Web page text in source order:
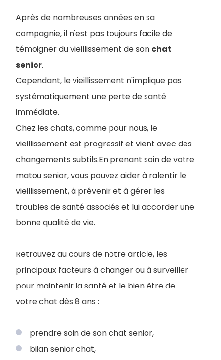
Après de nombreuses années en sa
compagnie, il n'est pas toujours facile de
témoigner du vieillissement de son chat
senior.
Cependant, le vieillissement n'implique pas
systématiquement une perte de santé
immédiate.
Chez les chats, comme pour nous, le
vieillissement est progressif et vient avec des
changements subtils.En prenant soin de votre
matou senior, vous pouvez aider à ralentir le
vieillissement, à prévenir et à gérer les
troubles de santé associés et lui accorder une
bonne qualité de vie.
Retrouvez au cours de notre article, les
principaux facteurs à changer ou à surveiller
pour maintenir la santé et le bien être de
votre chat dès 8 ans :
prendre soin de son chat senior,
bilan senior chat,